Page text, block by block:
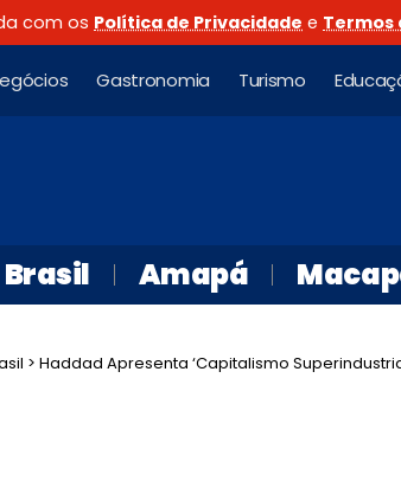
com os Política de Privacidade e Termos
Gastronomia Turismo
Brasil Amapá
> Haddad Apresenta ‘Capitalismo Superindustrial’ e